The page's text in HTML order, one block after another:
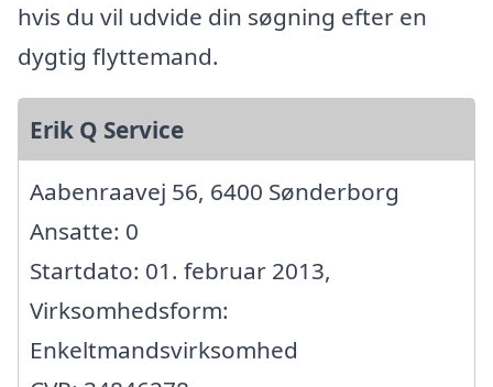
hvis du vil udvide din søgning efter en
dygtig flyttemand.
Erik Q Service
Aabenraavej 56, 6400 Sønderborg
Ansatte: 0
Startdato: 01. februar 2013,
Virksomhedsform:
Enkeltmandsvirksomhed